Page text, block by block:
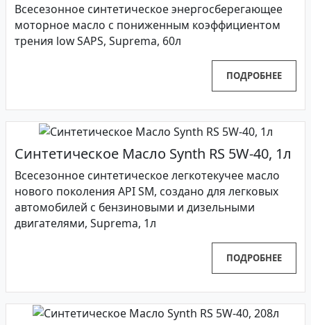
Всесезонное синтетическое энергосберегающее
моторное масло с пониженным коэффициентом
трения low SAPS, Suprema, 60л
ПОДРОБНЕЕ
Синтетическое Масло Synth RS 5W-40, 1л
Всесезонное синтетическое легкотекучее масло
нового поколения API SM, создано для легковых
автомобилей с бензиновыми и дизельными
двигателями, Suprema, 1л
ПОДРОБНЕЕ